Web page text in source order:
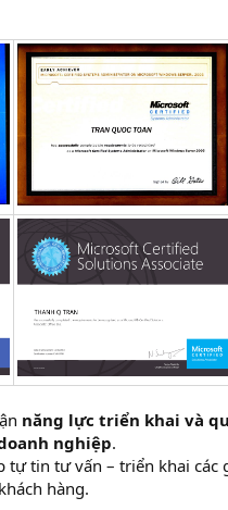
năng lực triển khai và
nghiệp.
tự tin tư vấn – triển khai các
hàng.